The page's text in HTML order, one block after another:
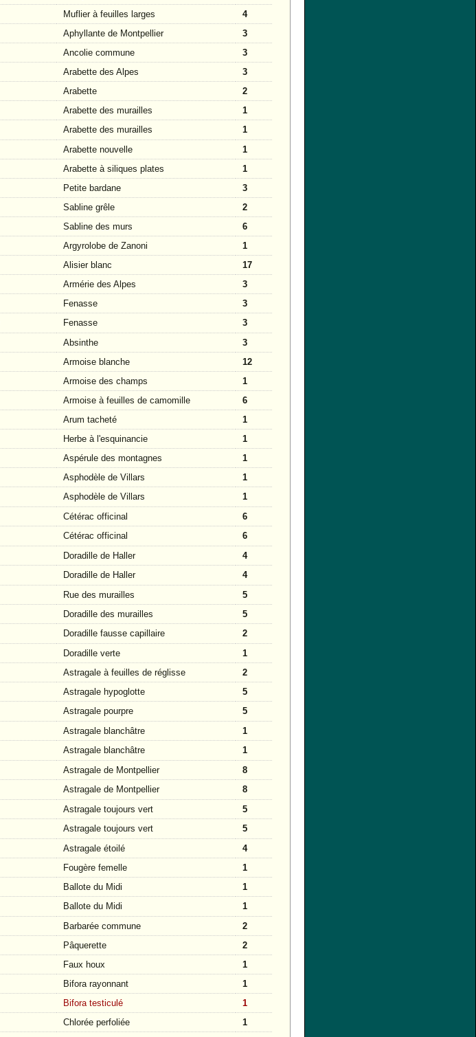
Muflier à feuilles larges
4
Aphyllante de Montpellier
3
Ancolie commune
3
Arabette des Alpes
3
Arabette
2
Arabette des murailles
1
Arabette des murailles
1
Arabette nouvelle
1
Arabette à siliques plates
1
Petite bardane
3
Sabline grêle
2
Sabline des murs
6
Argyrolobe de Zanoni
1
Alisier blanc
17
Armérie des Alpes
3
Fenasse
3
Fenasse
3
Absinthe
3
Armoise blanche
12
Armoise des champs
1
Armoise à feuilles de camomille
6
Arum tacheté
1
Herbe à l'esquinancie
1
Aspérule des montagnes
1
Asphodèle de Villars
1
Asphodèle de Villars
1
Cétérac officinal
6
Cétérac officinal
6
Doradille de Haller
4
Doradille de Haller
4
Rue des murailles
5
Doradille des murailles
5
Doradille fausse capillaire
2
Doradille verte
1
Astragale à feuilles de réglisse
2
Astragale hypoglotte
5
Astragale pourpre
5
Astragale blanchâtre
1
Astragale blanchâtre
1
Astragale de Montpellier
8
Astragale de Montpellier
8
Astragale toujours vert
5
Astragale toujours vert
5
Astragale étoilé
4
Fougère femelle
1
Ballote du Midi
1
Ballote du Midi
1
Barbarée commune
2
Pâquerette
2
Faux houx
1
Bifora rayonnant
1
Bifora testiculé
1
Chlorée perfoliée
1